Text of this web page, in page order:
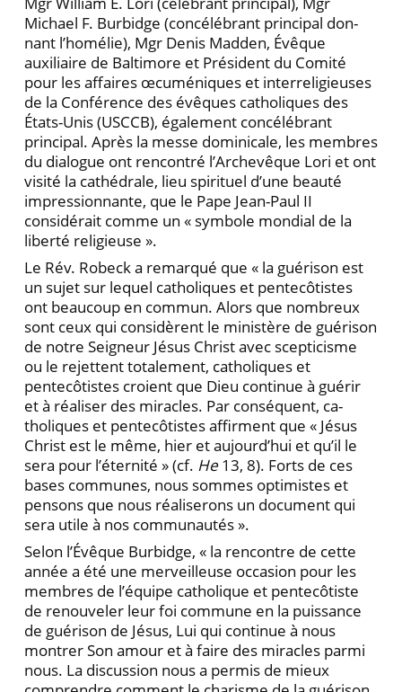
Michael F. Burbidge (concélébrant principal don­
nant l’homélie), Mgr Denis Madden, Évêque
auxiliaire de Baltimore et Président du Comité
pour les affaires œcuméniques et interreligieuses
de la Conférence des évêques catholiques des
États-Unis (USCCB), égale­ment concélébrant
principal. Après la messe domini­cale, les membres
du dialogue ont rencontré l’Archevêque Lori et ont
visité la cathédrale, lieu spiri­tuel d’une beauté
impressionnante, que le Pape Jean-Paul II
considérait comme un « symbole mondial de la
liberté religieuse ».
Le Rév. Robeck a remarqué que « la guérison est
un sujet sur lequel catholiques et pentecôtistes
ont beau­coup en commun. Alors que nombreux
sont ceux qui considèrent le ministère de guérison
de notre Seigneur Jésus Christ avec scepticisme
ou le rejettent totalement, catholiques et
pentecôtistes croient que Dieu continue à guérir
et à réaliser des miracles. Par conséquent, ca­
tholiques et pentecôtistes affirment que « Jésus
Christ est le même, hier et aujourd’hui et qu’il le
sera pour l’éternité » (cf. He13, 8). Forts de ces
bases communes, nous sommes optimistes et
pensons que nous réalise­rons un document qui
sera utile à nos communautés ».
Selon l’Évêque Burbidge, « la rencontre de cette
an­née a été une merveilleuse occasion pour les
membres de l’équipe catholique et pentecôtiste
de renouveler leur foi commune en la puissance
de guérison de Jésus, Lui qui continue à nous
montrer Son amour et à faire des miracles parmi
nous. La discussion nous a permis de mieux